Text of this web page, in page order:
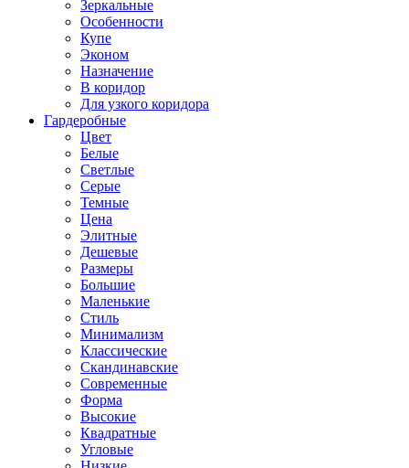
Зеркальные
Особенности
Купе
Эконом
Назначение
В коридор
Для узкого коридора
Гардеробные
Цвет
Белые
Светлые
Серые
Темные
Цена
Элитные
Дешевые
Размеры
Большие
Маленькие
Стиль
Минимализм
Классические
Скандинавские
Современные
Форма
Высокие
Квадратные
Угловые